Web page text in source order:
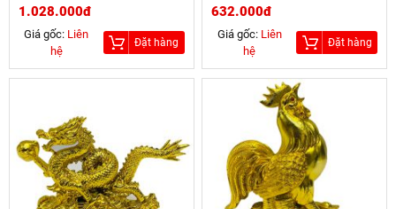
1.028.000đ
Giá gốc: Liên
hệ
Đặt hàng
632.000đ
Giá gốc: Liên
hệ
Đặt hàng